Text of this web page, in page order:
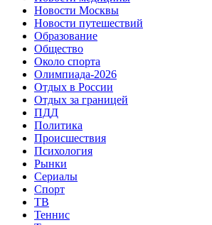
Новости Москвы
Новости путешествий
Образование
Общество
Около спорта
Олимпиада-2026
Отдых в России
Отдых за границей
ПДД
Политика
Происшествия
Психология
Рынки
Сериалы
Спорт
ТВ
Теннис